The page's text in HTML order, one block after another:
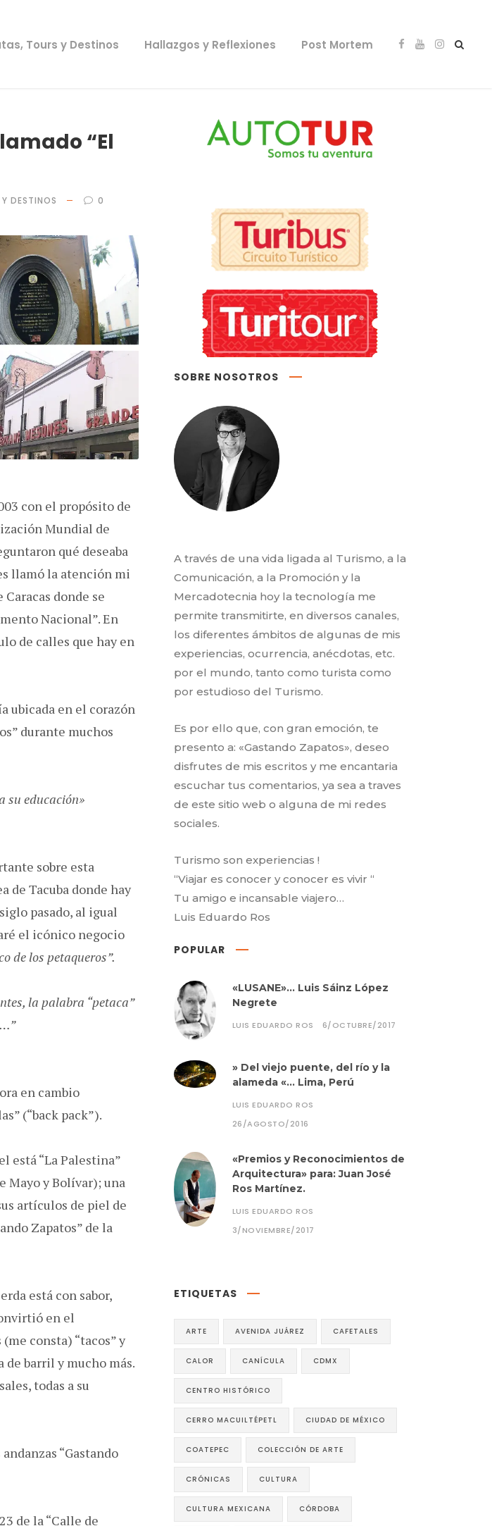
Tours y Destinos Hallazgos y Reflexiones Post Mortem
“El
DESTINOS 0
con el propósito de
Mundial de
qué deseaba
llamó la atención mi
donde se
Nacional”. En
de calles que hay en
ubicada en el corazón
durante muchos
su educación»
sobre esta
de Tacuba donde hay
pasado, al igual
el icónico negocio
de los petaqueros”.
la palabra “petaca”
en cambio
(“back pack”).
está “La Palestina”
Mayo y Bolívar); una
artículos de piel de
Zapatos” de la
está con sabor,
en el
consta) “tacos” y
de barril y mucho más.
todas a su
“Gastando
de la “Calle de
SOBRE NOSOTROS
A través de una vida ligada al Turismo, a la
Comunicación, a la Promoción y la
Mercadotecnia hoy la tecnología me
permite transmitirte, en diversos canales,
los diferentes ámbitos de algunas de mis
experiencias, ocurrencia, anécdotas, etc.
por el mundo, tanto como turista como
por estudioso del Turismo.
Es por ello que, con gran emoción, te
presento a: «Gastando Zapatos», deseo
disfrutes de mis escritos y me encantaria
escuchar tus comentarios, ya sea a traves
de este sitio web o alguna de mi redes
sociales.
Turismo son experiencias !
“Viajar es conocer y conocer es vivir “
Tu amigo e incansable viajero…
Luis Eduardo Ros
POPULAR
«LUSANE»… Luis Sáinz López
Negrete
LUIS EDUARDO ROS 6/OCTUBRE/2017
» Del viejo puente, del río y la
alameda «… Lima, Perú
LUIS EDUARDO ROS
26/AGOSTO/2016
«Premios y Reconocimientos de
Arquitectura» para: Juan José
Ros Martínez.
LUIS EDUARDO ROS
3/NOVIEMBRE/2017
ETIQUETAS
ARTE AVENIDA JUÁREZ CAFETALES
CALOR CANÍCULA CDMX
CENTRO HISTÓRICO
CERRO MACUILTÉPETL CIUDAD DE MÉXICO
COATEPEC COLECCIÓN DE ARTE
CRÓNICAS CULTURA
CULTURA MEXICANA CÓRDOBA